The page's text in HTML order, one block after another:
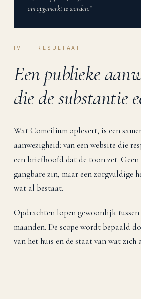
om opgemerkt te worden.”
IV · RESULTAAT
Een publieke
die de substantie
Wat Comcilium oplevert, is een
aanwezigheid: van een website die
een briefhoofd dat de toon zet.
gangbare zin, maar een zorgvuldige
wat al bestaat.
Opdrachten lopen gewoonlijk tussen
maanden. De scope wordt bepaald
van het huis en de staat van wat zich